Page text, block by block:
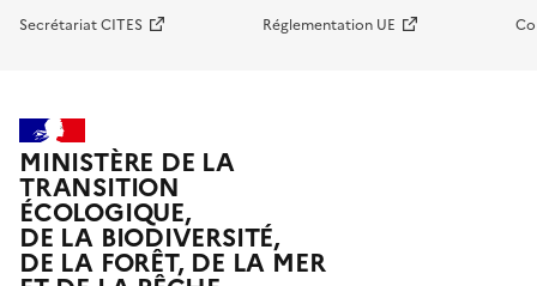
Secrétariat CITES Réglementation UE
MINISTÈRE DE LA
TRANSITION
ÉCOLOGIQUE,
DE LA BIODIVERSITÉ,
DE LA FORÊT, DE LA MER